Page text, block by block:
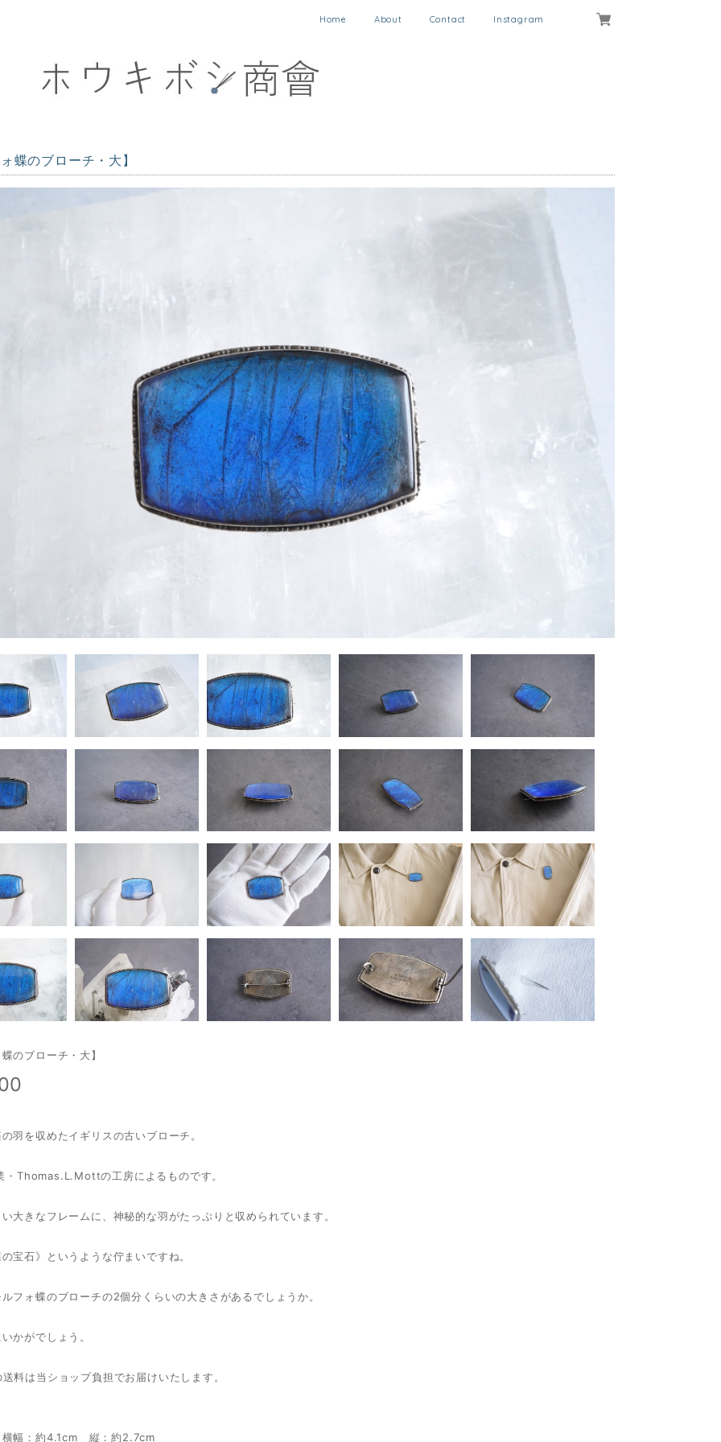
Home About Contact Instagram
蝶のブローチ・大】
のブローチ・大】
羽を収めたイギリスの古いブローチ。
・Thomas.L.Mottの工房によるものです。
大きなフレームに、神秘的な羽がたっぷりと収められています。
宝石》というような佇まいですね。
フォ蝶のブローチの2個分くらいの大きさがあるでしょうか。
かがでしょう。
料は当ショップ負担でお届けいたします。
横幅：約4.1cm 縦：約2.7cm